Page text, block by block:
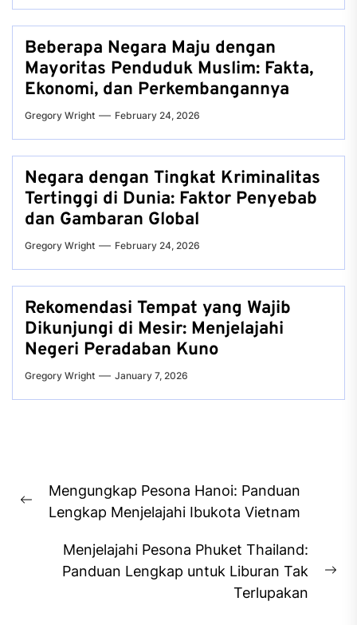
Beberapa Negara Maju dengan
Mayoritas Penduduk Muslim: Fakta,
Ekonomi, dan Perkembangannya
Gregory Wright February 24, 2026
Negara dengan Tingkat Kriminalitas
Tertinggi di Dunia: Faktor Penyebab
dan Gambaran Global
Gregory Wright February 24, 2026
Rekomendasi Tempat yang Wajib
Dikunjungi di Mesir: Menjelajahi
Negeri Peradaban Kuno
Gregory Wright January 7, 2026
navigation
Previous
Mengungkap Pesona Hanoi: Panduan
Lengkap Menjelajahi Ibukota Vietnam
Menjelajahi Pesona Phuket Thailand:
Panduan Lengkap untuk Liburan Tak
Terlupakan